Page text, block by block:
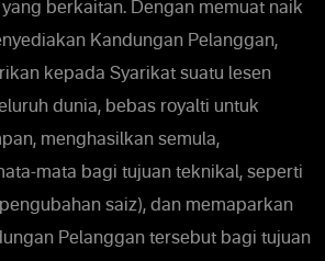
berkaitan. Dengan memuat naik
Kandungan Pelanggan,
kepada Syarikat suatu lesen
dunia, bebas royalti untuk
menghasilkan semula,
mata bagi tujuan teknikal, seperti
saiz), dan memaparkan
Pelanggan tersebut bagi tujuan